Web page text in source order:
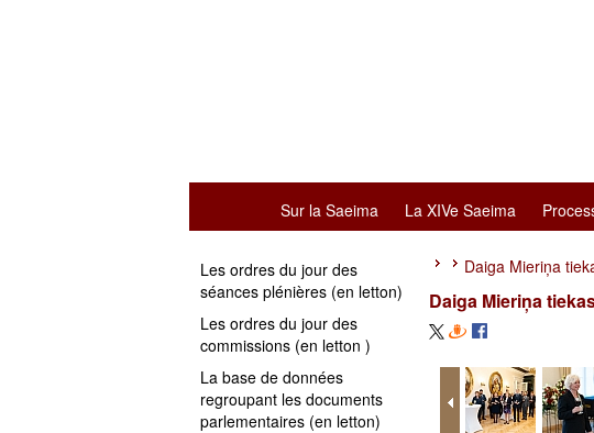
Sur la Saeima La XIVe Saeima
Les ordres du jour des
séances plénières (en letton)
Les ordres du jour des
commissions (en letton )
La base de données
regroupant les documents
parlementaires (en letton)
Daiga Mieriņa
Daiga Mieriņa